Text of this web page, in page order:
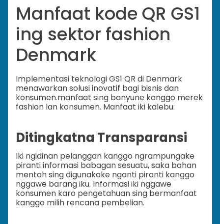
Manfaat kode QR GS1
ing sektor fashion
Denmark
Implementasi teknologi GS1 QR di Denmark
menawarkan solusi inovatif bagi bisnis dan
konsumen.manfaat sing banyune kanggo merek
fashion lan konsumen. Manfaat iki kalebu:
Ditingkatna Transparansi
Iki ngidinan pelanggan kanggo ngrampungake
piranti informasi babagan sesuatu, saka bahan
mentah sing digunakake nganti piranti kanggo
nggawe barang iku. Informasi iki nggawe
konsumen karo pengetahuan sing bermanfaat
kanggo milih rencana pembelian.